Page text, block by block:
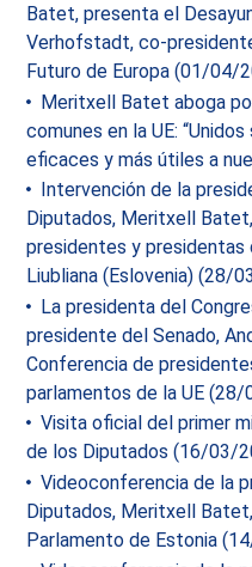
Batet, presenta el
Verhofstadt, co-
Futuro de Europa (01/04/
Meritxell Batet aboga
comunes en la UE:
eficaces y más útiles a
Intervención de la
Diputados, Meritxell
presidentes y presidentas
Liubliana (Eslovenia) (28/
La presidenta del
presidente del Senado,
Conferencia de
parlamentos de la UE
Visita oficial del primer
de los Diputados (16/03/
Videoconferencia de la
Diputados, Meritxell
Parlamento de Estonia